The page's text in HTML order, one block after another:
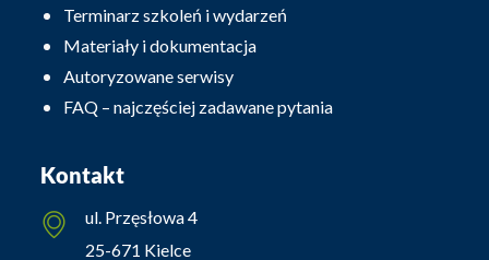
Terminarz szkoleń i wydarzeń
Materiały i dokumentacja
Autoryzowane serwisy
FAQ – najczęściej zadawane pytania
Kontakt
ul. Przęsłowa 4
25-671 Kielce